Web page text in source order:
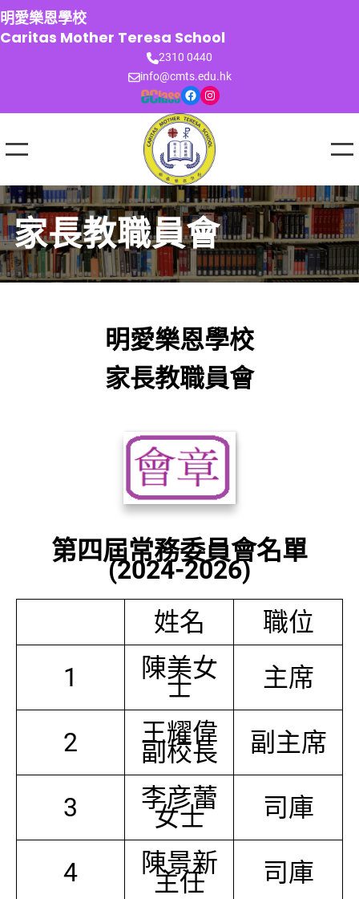
跳
至
主
明愛樂恩學校
Caritas Mother Teresa School
2310 0440
info@cmts.edu.hk
Facebook Instagram
家長教職員會
明愛樂恩學校
家長教職員會
第四屆常務委員會名單
(2024-2026)
姓名
職位
1
陳美女
士 主席
2 王耀偉
副校長 副主席
3 李彦蕾
女士 司庫
4 陳景新
主任 司庫